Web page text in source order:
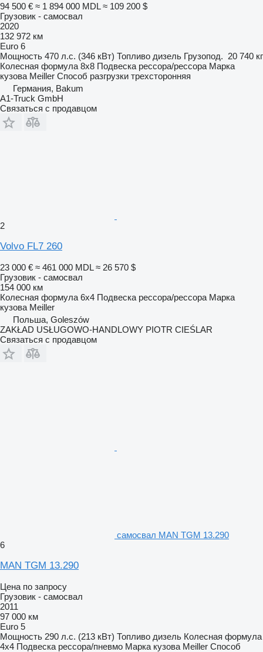
94 500 € ≈ 1 894 000 MDL ≈ 109 200 $
Грузовик - самосвал
2020
132 972 км
Euro 6
Мощность 470 л.с. (346 кВт) Топливо дизель Грузопод. 20 740 кг
Колесная формула 8x8 Подвеска рессора/рессора Марка
кузова Meiller Способ разгрузки трехсторонняя
Германия, Bakum
A1-Truck GmbH
Связаться с продавцом
2
Volvo FL7 260
23 000 € ≈ 461 000 MDL ≈ 26 570 $
Грузовик - самосвал
154 000 км
Колесная формула 6x4 Подвеска рессора/рессора Марка
кузова Meiller
Польша, Goleszów
ZAKŁAD USŁUGOWO-HANDLOWY PIOTR CIEŚLAR
Связаться с продавцом
самосвал MAN TGM 13.290
6
MAN TGM 13.290
Цена по запросу
Грузовик - самосвал
2011
97 000 км
Euro 5
Мощность 290 л.с. (213 кВт) Топливо дизель Колесная формула
4x4 Подвеска рессора/пневмо Марка кузова Meiller Способ